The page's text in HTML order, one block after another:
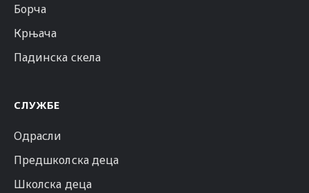
Борча
Крњача
Падинска скела
СЛУЖБЕ
Одрасли
Предшколска деца
Школска деца